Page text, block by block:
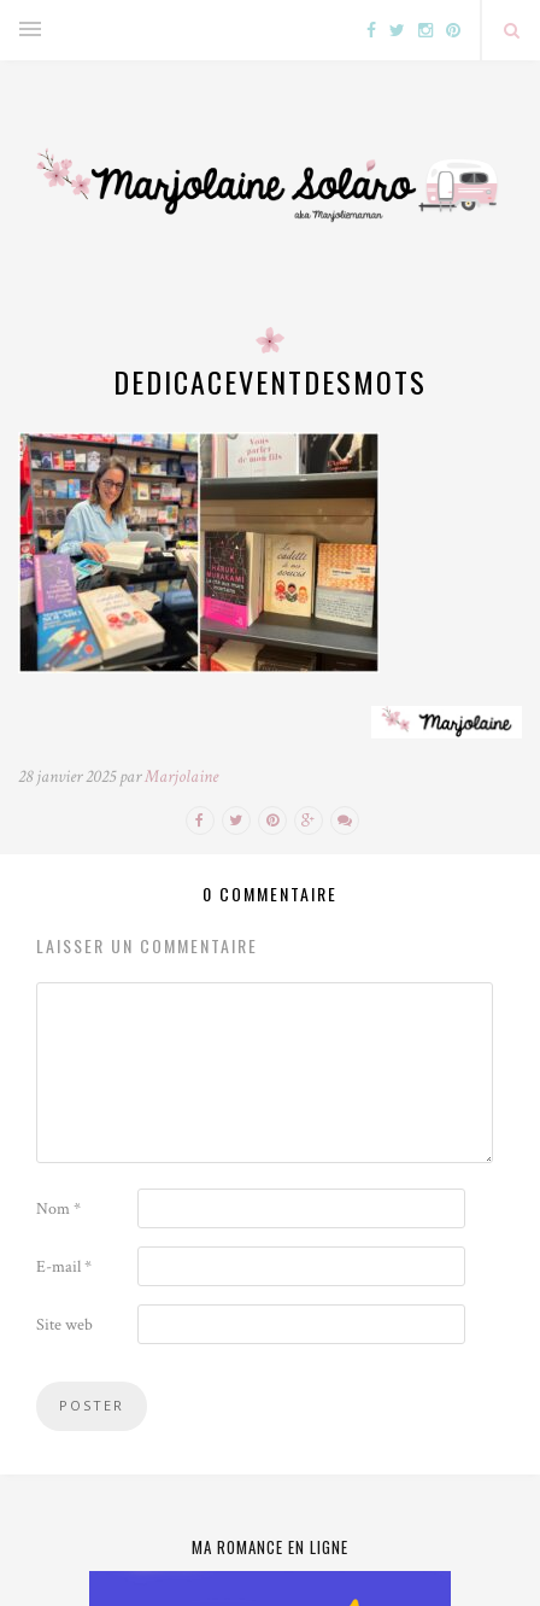
DEDICACEVENTDESMOTS
28 janvier 2025 parMarjolaine
0 COMMENTAIRE
LAISSER UN COMMENTAIRE
Nom*
E-mail*
Site web
MA ROMANCE EN LIGNE